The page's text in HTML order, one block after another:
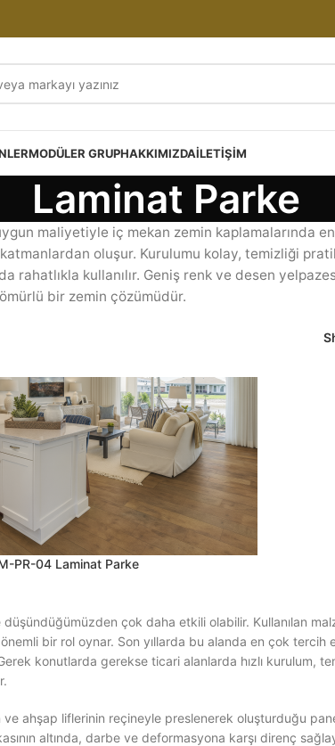
MODÜLER GRUPHAKKIMIZDAİLETIŞIM
Laminat Parke
maliyetiyle iç mekan zemin kaplamalarında
oluşur. Kurulumu kolay, temizliği
kullanılır. Geniş renk ve desen
bir zemin çözümüdür.
PR-04 Laminat Parke
çok daha etkili olabilir. Kullanılan
önemli bir rol oynar. Son yıllarda bu alanda en çok
konutlarda gerekse ticari alanlarda hızlı kurulum,
ahşap liflerinin reçineyle preslenerek oluşturduğu
altında, darbe ve deformasyona karşı direnç